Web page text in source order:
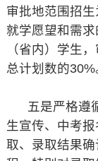
审批地范围招
就学愿望和需
（省内）学生
总计划数的30%
五是严格遵循
生宣传、中考
取、录取结果